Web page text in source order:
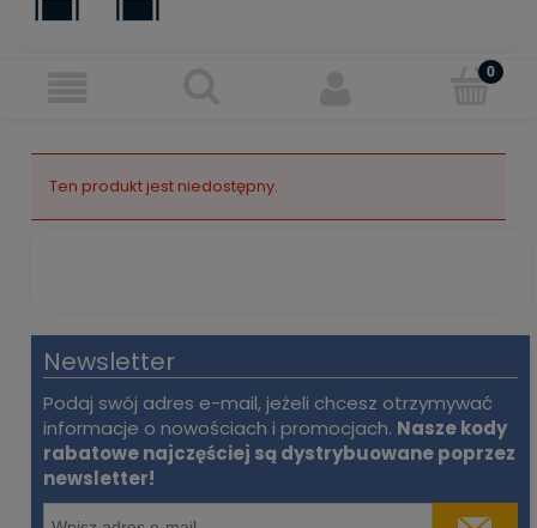
Ten produkt jest niedostępny.
Newsletter
Podaj swój adres e-mail, jeżeli chcesz otrzymywać
informacje o nowościach i promocjach. Nasze kody
rabatowe najczęściej są dystrybuowane poprzez
newsletter!